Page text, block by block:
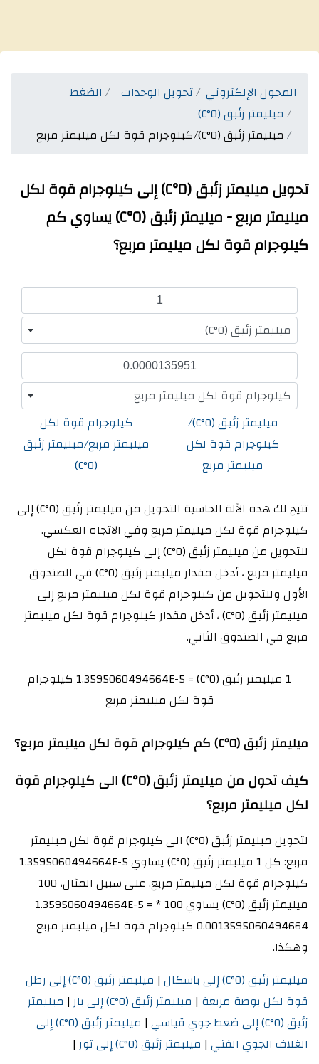
المحول الإلكتروني تحويل الوحدات
الضغط
ميليمتر زئبق (0°C)
ميليمتر زئبق (0°C)/كيلوجرام قوة لكل ميليمتر مربع
تحويل ميليمتر زئبق (0°C) إلى كيلوجرام قوة لكل
ميليمتر مربع - ميليمتر زئبق (0°C) يساوي كم
كيلوجرام قوة لكل ميليمتر مربع؟
ميليمتر زئبق (0°C)
كيلوجرام قوة لكل ميليمتر مربع
ميليمتر زئبق (0°C)/
كيلوجرام قوة لكل
ميليمتر مربع
كيلوجرام قوة لكل
ميليمتر مربع/ميليمتر زئبق
(0°C)
تتيح لك هذه الآلة الحاسبة التحويل من ميليمتر زئبق (0°C) إلى
كيلوجرام قوة لكل ميليمتر مربع وفي الاتجاه العكسي.
للتحويل من ميليمتر زئبق (0°C) إلى كيلوجرام قوة لكل
ميليمتر مربع ، أدخل مقدار ميليمتر زئبق (0°C) في الصندوق
الأول وللتحويل من كيلوجرام قوة لكل ميليمتر مربع إلى
ميليمتر زئبق (0°C) ، أدخل مقدار كيلوجرام قوة لكل ميليمتر
مربع في الصندوق الثاني.
1 ميليمتر زئبق (0°C) = 1.3595060494664E-5 كيلوجرام
قوة لكل ميليمتر مربع
ميليمتر زئبق (0°C) كم كيلوجرام قوة لكل ميليمتر مربع؟
كيف تحول من ميليمتر زئبق (0°C) الى كيلوجرام قوة
لكل ميليمتر مربع؟
لتحويل ميليمتر زئبق (0°C) الى كيلوجرام قوة لكل ميليمتر
مربع: كل 1 ميليمتر زئبق (0°C) يساوي 1.3595060494664E-5
كيلوجرام قوة لكل ميليمتر مربع. على سبيل المثال، 100
ميليمتر زئبق (0°C) يساوي 100 * 1.3595060494664E-5 =
0.0013595060494664 كيلوجرام قوة لكل ميليمتر مربع
وهكذا.
ميليمتر زئبق (0°C) إلى باسكال
|
ميليمتر زئبق (0°C) إلى رطل
قوة لكل بوصة مربعة | ميليمتر زئبق (0°C) إلى بار | ميليمتر
زئبق (0°C) إلى ضعط جوي قياسي
|
ميليمتر زئبق (0°C) إلى
الغلاف الجوي الفني | ميليمتر زئبق (0°C) إلى تور |